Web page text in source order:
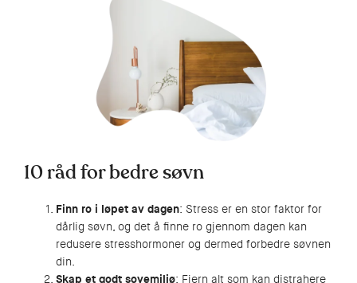
10 råd for bedre søvn
Finn ro i løpet av dagen: Stress er en stor faktor for
dårlig søvn, og det å finne ro gjennom dagen kan
redusere stresshormoner og dermed forbedre søvnen
din.
Skap et godt sovemiljø: Fjern alt som kan distrahere